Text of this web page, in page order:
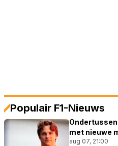
Populair F1-Nieuws
Ondertussen
met nieuwe
aug 07, 21:00